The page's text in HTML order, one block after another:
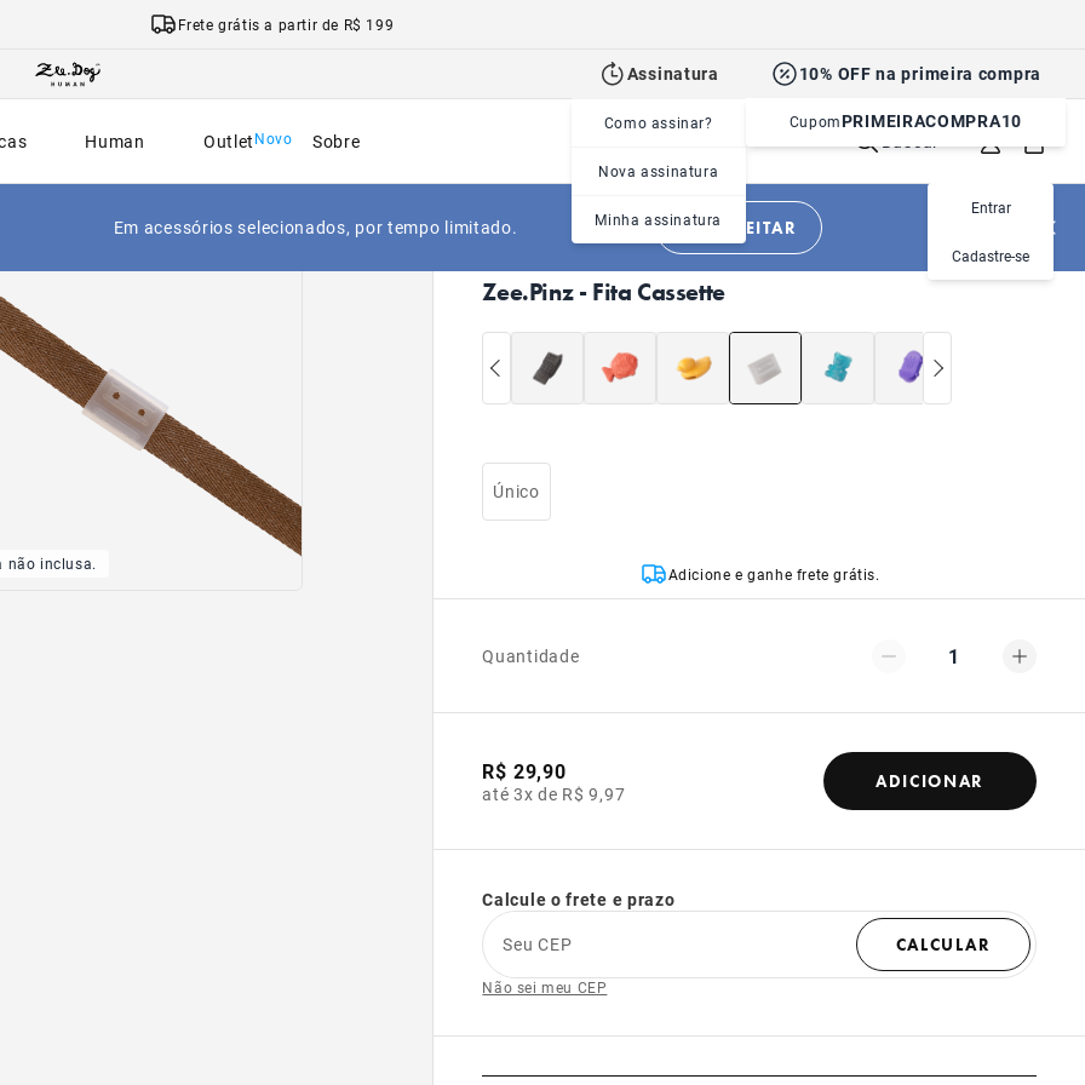
Frete grátis a partir de R$ 199
Assinatura
Como assinar?
Nova assinatura
Minha assinatura
10% OFF na primeira compra
CupomPRIMEIRACOMPRA10
Human Outlet Sobre
Entrar
Cadastre-se
Em acessórios selecionados, por tempo limitado. APROVEITAR
não inclusa.
Cachorros|Acessórios|Zee.Pinz
Zee.Pinz - Fita Cassette
Único
Adicione e ganhe frete grátis.
Quantidade 1
R$ 29,90
até 3x de R$ 9,97
ADICIONAR
Calcule o frete e prazo
Seu CEP
CALCULAR
Não sei meu CEP